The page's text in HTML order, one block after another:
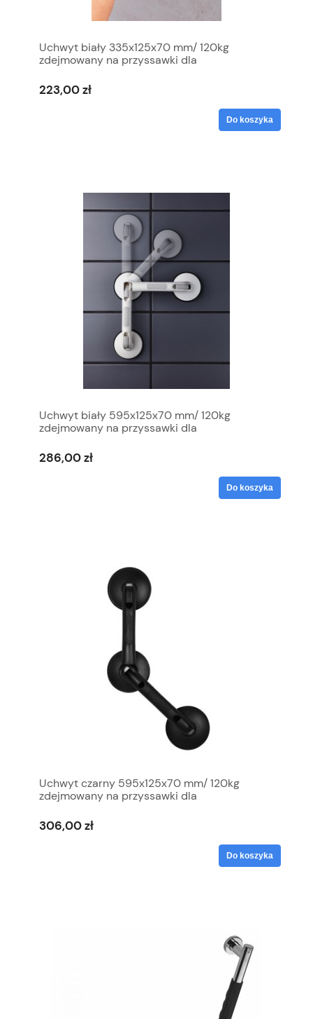
Uchwyt biały 335x125x70 mm/ 120kg
zdejmowany na przyssawki dla
223,00 zł
Do koszyka
Uchwyt biały 595x125x70 mm/ 120kg
zdejmowany na przyssawki dla
Made in EU
286,00 zł
Do koszyka
Uchwyt czarny 595x125x70 mm/ 120kg
zdejmowany na przyssawki dla
Made in EU
306,00 zł
Do koszyka